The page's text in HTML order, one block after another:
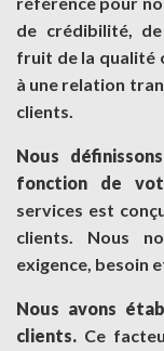
de crédibilité,
fruit de la qualité
à une relation
clients.
Nous
fonction de
services est
clients. Nous
exigence, besoin
Nous avons
clients. Ce